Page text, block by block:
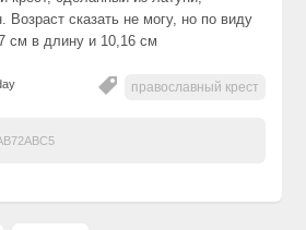
Возраст сказать не могу, но по виду
см в длину и 10,16 см
православный крест